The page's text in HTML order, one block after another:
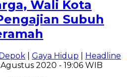
Wali Kota
Subuh
Gaya Hidup
Headline
Agustus 2020 - 19:06 WIB